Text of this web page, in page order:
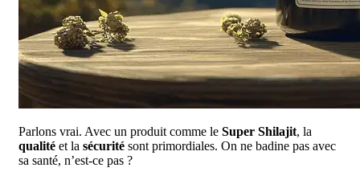
Parlons vrai. Avec un produit comme le Super Shilajit, la
qualité et la sécurité sont primordiales. On ne badine pas avec
sa santé, n’est-ce pas ?